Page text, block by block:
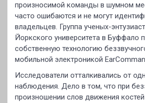
произносимой команды в шумном
часто ошибаются и не могут
владельцев. Группа ученых-
Йоркского университета в Буффало
собственную технологию
мобильной электроникой
Исследователи отталкивались от
наблюдения. Дело в том, что при
произношении слов движения